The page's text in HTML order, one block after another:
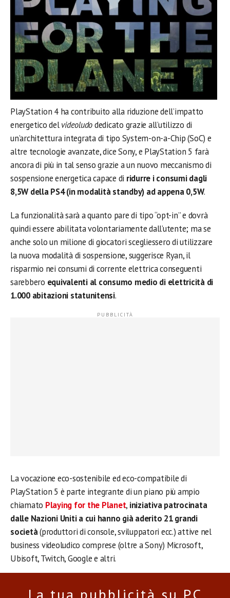
PlayStation 4 ha contribuito alla riduzione dell’impatto
energetico delvideoludodedicato grazie all’utilizzo di
un’architettura integrata di tipo System-on-a-Chip (SoC) e
altre tecnologie avanzate, dice Sony, e PlayStation 5 farà
ancora di più in tal senso grazie a un nuovo meccanismo di
sospensione energetica capace di ridurre i consumi dagli
8,5W della PS4 (in modalità standby) ad appena 0,5W.
La funzionalità sarà a quanto pare di tipo “opt-in” e dovrà
quindi essere abilitata volontariamente dall’utente; ma se
anche solo un milione di giocatori scegliessero di utilizzare
la nuova modalità di sospensione, suggerisce Ryan, il
risparmio nei consumi di corrente elettrica conseguenti
sarebbero equivalenti al consumo medio di elettricità di
1.000 abitazioni statunitensi.
La vocazione eco-sostenibile ed eco-compatibile di
PlayStation 5 è parte integrante di un piano più ampio
chiamato Playing for the Planet, iniziativa patrocinata
dalle Nazioni Uniti a cui hanno già aderito 21 grandi
società(produttori di console, sviluppatori ecc.) attive nel
business videoludico comprese (oltre a Sony) Microsoft,
Ubisoft, Twitch, Google e altri.
La tua pubblicità su PC